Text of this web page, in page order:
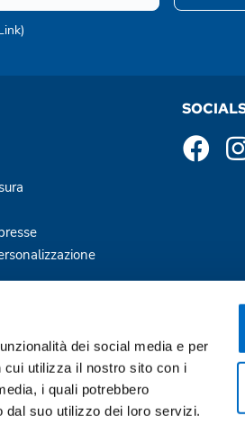
dei social media e per
utilizza il nostro sito con i
i quali potrebbero
dal suo utilizzo dei loro servizi.
)